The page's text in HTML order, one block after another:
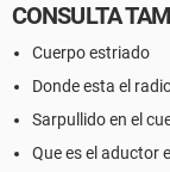
CONSULTA
Cuerpo estriado
Donde esta el
Sarpullido en el
Que es el aductor